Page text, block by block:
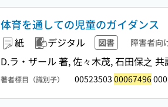
体育を通しての児童のガイダンス
紙 デジタル 図書 障害者向
D.ラ・ザール 著, 佐々木茂, 石田保之 共
著者標目（識別子） 00523503 00067496